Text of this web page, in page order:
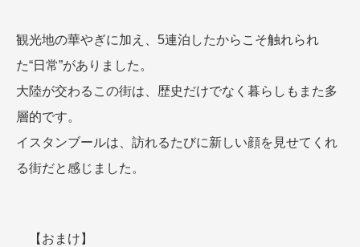
観光地の華やぎに加え、5連泊したからこそ触れられ
た“日常”がありました。
大陸が交わるこの街は、歴史だけでなく暮らしもまた多
層的です。
イスタンブールは、訪れるたびに新しい顔を見せてくれ
る街だと感じました。
【おまけ】